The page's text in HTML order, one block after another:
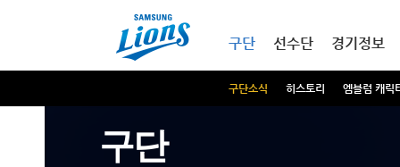
구단
구단소식 히스토리 엠블럼 캐릭
선수단 경기정보
구단